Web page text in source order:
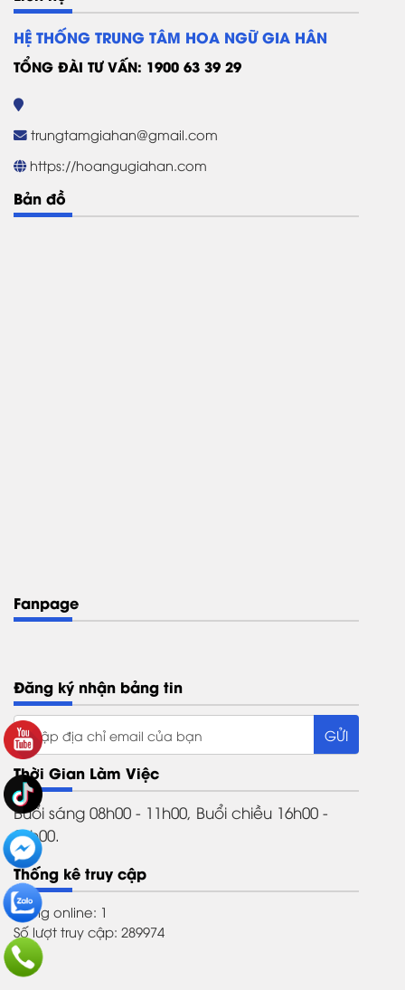
HỆ THỐNG TRUNG TÂM HOA NGỮ GIA HÂN
TỔNG ĐÀI TƯ VẤN: 1900 63 39 29
trungtamgiahan@gmail.com
https://hoangugiahan.com
Bản đồ
Fanpage
Đăng ký nhận bảng tin
Thời Gian Làm Việc
Buổi sáng 08h00 - 11h00, Buổi chiều 16h00 -
21h00.
Thống kê truy cập
Đang online: 1
Số lượt truy cập: 289974